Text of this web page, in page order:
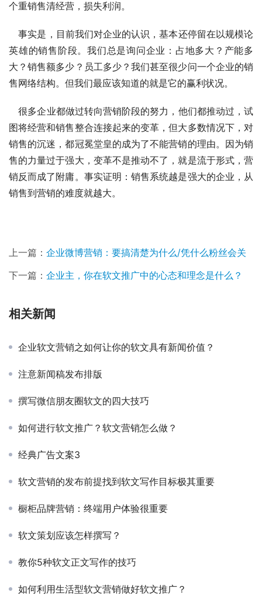
个重销售清经营，损失利润。
事实是，目前我们对企业的认识，基本还停留在以规模论
英雄的销售阶段。我们总是询问企业：占地多大？产能多
大？销售额多少？员工多少？我们甚至很少问一个企业的销
售网络结构。但我们最应该知道的就是它的赢利状况。
很多企业都做过转向营销阶段的努力，他们都推动过，试
图将经营和销售整合连接起来的变革，但大多数情况下，对
销售的沉迷，都冠冕堂皇的成为了不能营销的理由。因为销
售的力量过于强大，变革不是推动不了，就是流于形式，营
销反而成了附庸。事实证明：销售系统越是强大的企业，从
销售到营销的难度就越大。
上一篇： 企业微博营销：要搞清楚为什么/凭什么粉丝会关
下一篇： 企业主，你在软文推广中的心态和理念是什么？
相关新闻
企业软文营销之如何让你的软文具有新闻价值？
注意新闻稿发布排版
撰写微信朋友圈软文的四大技巧
如何进行软文推广？软文营销怎么做？
经典广告文案3
软文营销的发布前提找到软文写作目标极其重要
橱柜品牌营销：终端用户体验很重要
软文策划应该怎样撰写？
教你5种软文正文写作的技巧
如何利用生活型软文营销做好软文推广？